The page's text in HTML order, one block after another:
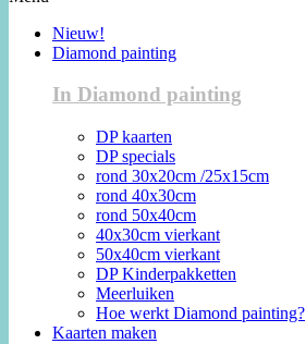
Nieuw!
Diamond painting
In Diamond painting
DP kaarten
DP specials
rond 30x20cm /25x15cm
rond 40x30cm
rond 50x40cm
40x30cm vierkant
50x40cm vierkant
DP Kinderpakketten
Meerluiken
Hoe werkt Diamond painting?
Kaarten maken